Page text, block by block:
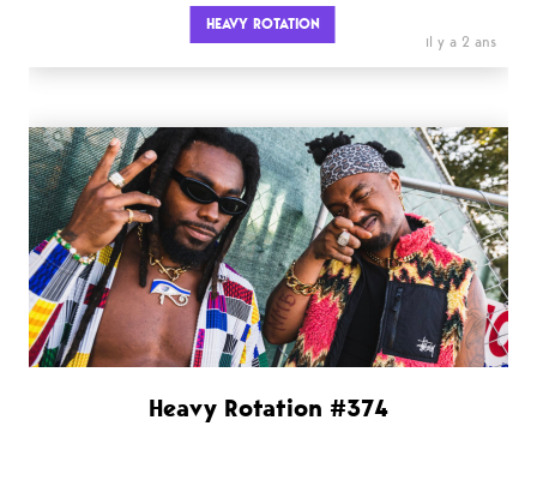
HEAVY ROTATION
il y a 2 ans
Heavy Rotation #374